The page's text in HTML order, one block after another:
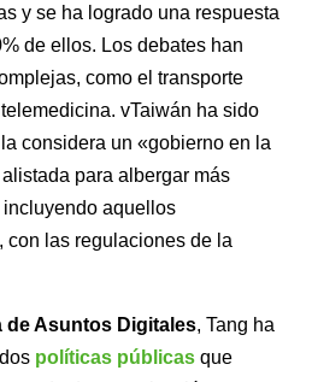
y se ha logrado una respuesta
de ellos. Los debates han
como el transporte
vTaiwán ha sido
considera un «gobierno en la
para albergar más
aquellos
con las regulaciones de la
de Asuntos Digitales, Tang ha
políticas públicasque